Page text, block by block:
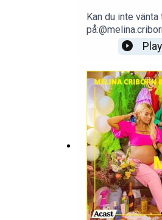
Kan du inte
Play